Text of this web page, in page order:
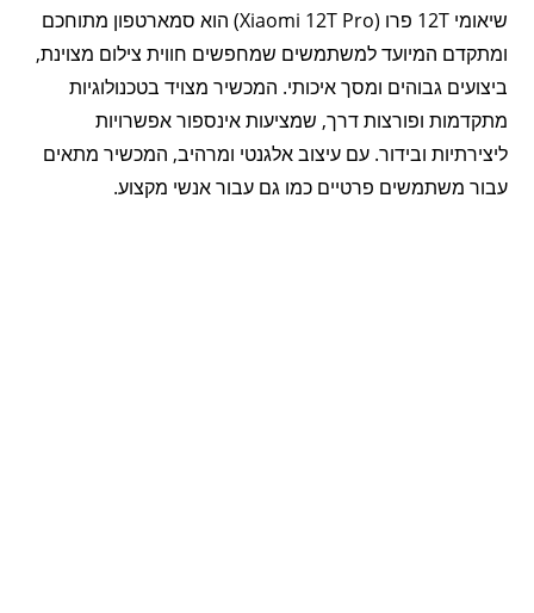
שיאומי 12T פרו (Xiaomi 12T Pro) הוא סמארטפון מתוחכם
ומתקדם המיועד למשתמשים שמחפשים חווית צילום מצוינת,
ביצועים גבוהים ומסך איכותי. המכשיר מצויד בטכנולוגיות
מתקדמות ופורצות דרך, שמציעות אינספור אפשרויות
ליצירתיות ובידור. עם עיצוב אלגנטי ומרהיב, המכשיר מתאים
עבור משתמשים פרטיים כמו גם עבור אנשי מקצוע.